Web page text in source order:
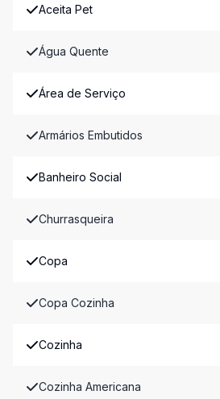
Aceita Pet
Água Quente
Área de Serviço
Armários Embutidos
Banheiro Social
Churrasqueira
Copa
Copa Cozinha
Cozinha
Cozinha Americana